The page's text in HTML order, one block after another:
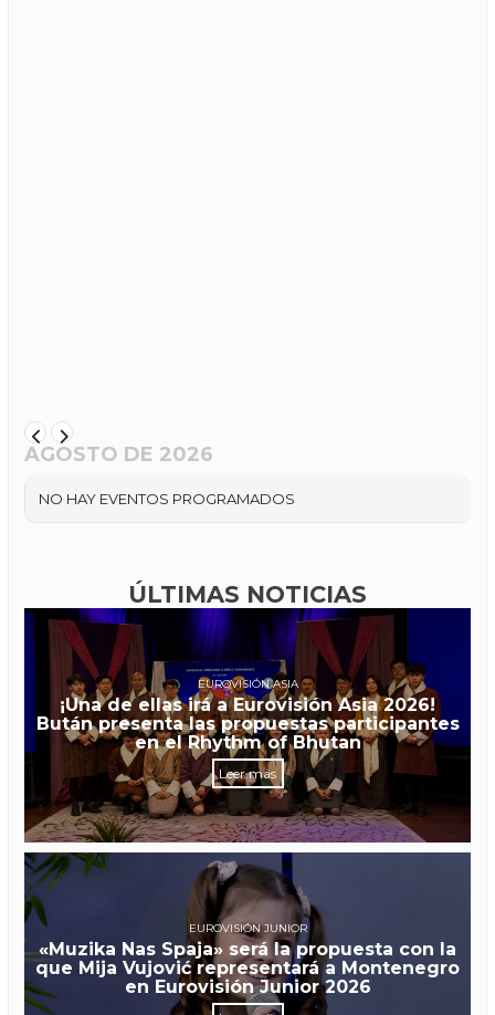
AGOSTO DE 2026
NO HAY EVENTOS PROGRAMADOS
ÚLTIMAS NOTICIAS
EUROVISIÓN ASIA
¡Una de ellas irá a Eurovisión Asia 2026!
Bután presenta las propuestas participantes
en el Rhythm of Bhutan
Leer más
EUROVISIÓN JUNIOR
«Muzika Nas Spaja» será la propuesta con la
que Mija Vujović representará a Montenegro
en Eurovisión Junior 2026